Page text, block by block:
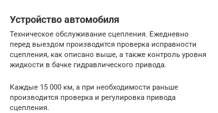
Устройство автомобиля
Техническое обслуживание сцепления. Ежедневно
перед выездом производится проверка исправности
сцепления, как описано выше, а также контроль уровня
жидкости в бачке гидравлического привода.
Каждые 15 000 км, а при необходимости раньше
производится проверка и регулировка привода
сцепления.